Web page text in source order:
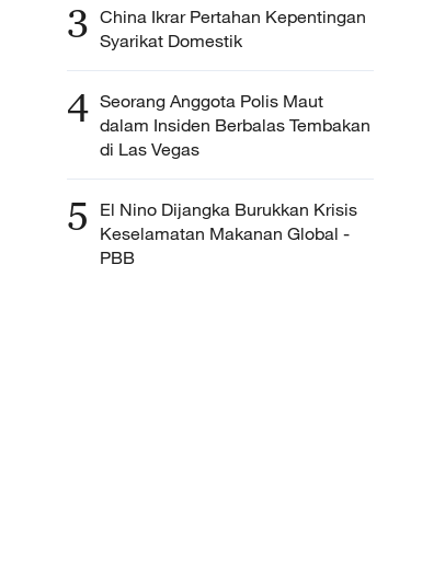
3 China Ikrar Pertahan Kepentingan
Syarikat Domestik
4 Seorang Anggota Polis Maut
dalam Insiden Berbalas Tembakan
di Las Vegas
5
El Nino Dijangka Burukkan Krisis
Keselamatan Makanan Global -
PBB